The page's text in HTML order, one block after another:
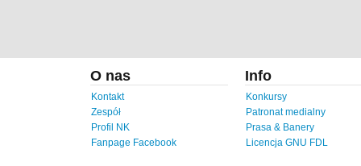
O nas
Kontakt
Zespół
Profil NK
Fanpage Facebook
Info
Konkursy
Patronat medialny
Prasa & Banery
Licencja GNU FDL